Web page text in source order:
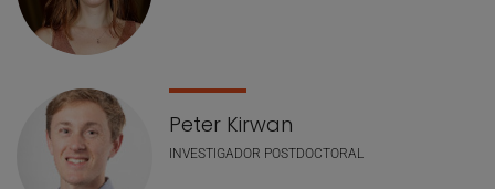
Peter Kirwan
INVESTIGADOR POSTDOCTORAL